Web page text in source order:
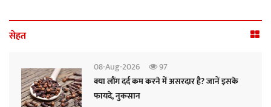
सेहत
08-Aug-2026
97
क्या लौंग दर्द कम करने में असरदार है? जानें इसके
फायदे, नुकसान